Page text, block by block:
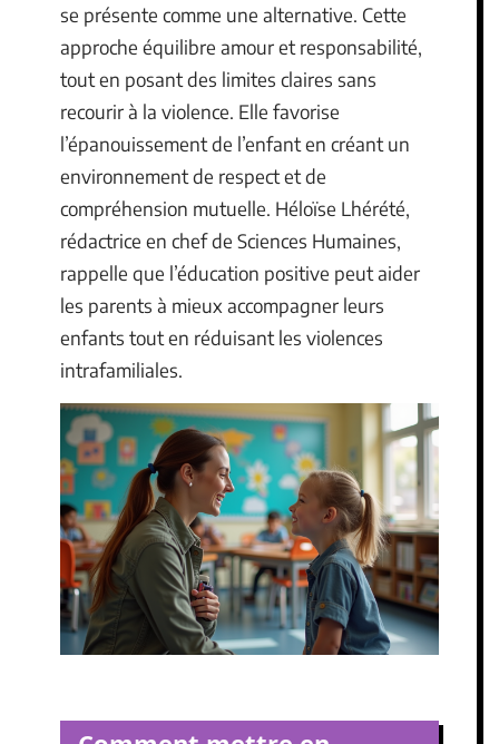
se présente comme une alternative. Cette
approche équilibre amour et responsabilité,
tout en posant des limites claires sans
recourir à la violence. Elle favorise
l’épanouissement de l’enfant en créant un
environnement de respect et de
compréhension mutuelle. Héloïse Lhérété,
rédactrice en chef de Sciences Humaines,
rappelle que l’éducation positive peut aider
les parents à mieux accompagner leurs
enfants tout en réduisant les violences
intrafamiliales.